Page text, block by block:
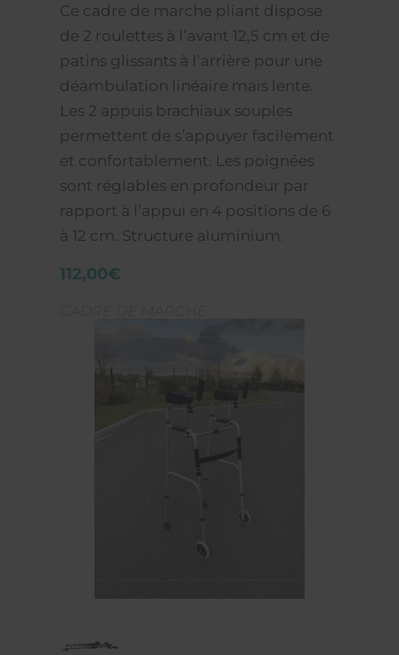
Ce cadre de marche pliant dispose
de 2 roulettes à l’avant 12,5 cm et de
patins glissants à l’arrière pour une
déambulation linéaire mais lente.
Les 2 appuis brachiaux souples
permettent de s’appuyer facilement
et confortablement. Les poignées
sont réglables en profondeur par
rapport à l’appui en 4 positions de 6
à 12 cm. Structure aluminium.
112,00€